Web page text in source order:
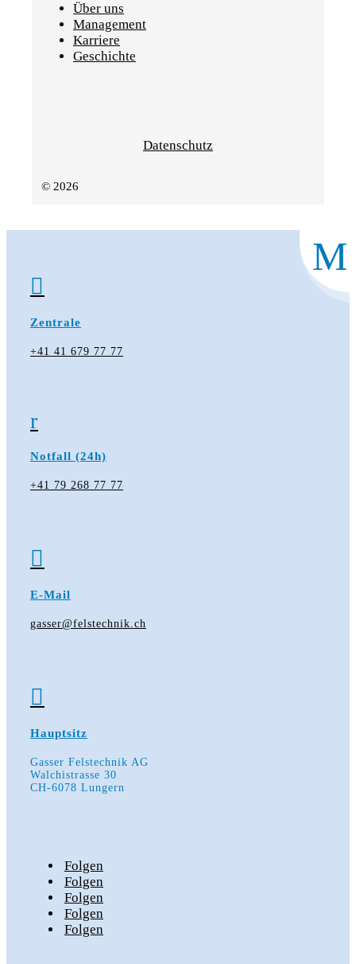
Über uns
Management
Karriere
Geschichte
Datenschutz
© 2026
M

Zentrale
+41 41 679 77 77
r
Notfall (24h)
+41 79 268 77 77

E-Mail
gasser@felstechnik.ch

Hauptsitz
Gasser Felstechnik AG
Walchistrasse 30
CH-6078 Lungern
Folgen
Folgen
Folgen
Folgen
Folgen